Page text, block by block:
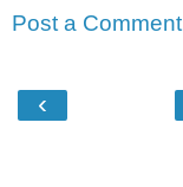
Post a Comment
‹